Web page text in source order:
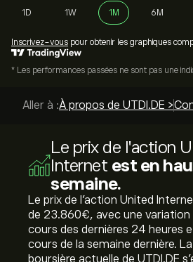
1D 1W 1M 6M
Inscrivez-vous pour obtenir les graphiques
* Les performances passées ne sont pas une
Aller à :À propos de UTDI.DE >
Le prix de l'action
Internet est en
semaine.
Le prix de l'action United
de 23.860‎€‎, avec une variation
cours des dernières 24 heures
cours de la semaine dernière.
boursière actuelle de UTDI.DE